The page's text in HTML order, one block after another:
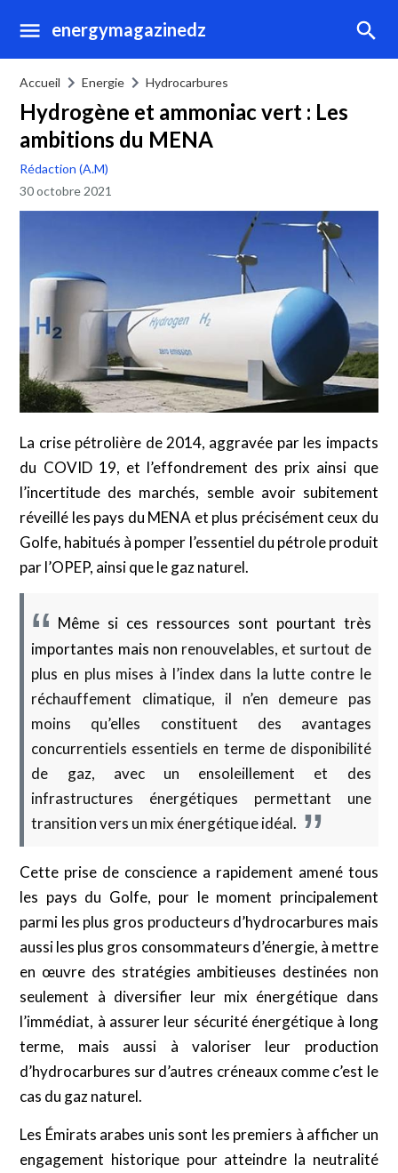
energymagazinedz
Accueil Energie Hydrocarbures
Hydrogène et ammoniac vert : Les
ambitions du MENA
Rédaction (A.M)
30 octobre 2021
La crise pétrolière de 2014, aggravée par les impacts
du COVID 19, et l’effondrement des prix ainsi que
l’incertitude des marchés, semble avoir subitement
réveillé les pays du MENA et plus précisément ceux du
Golfe, habitués à pomper l’essentiel du pétrole produit
par l’OPEP, ainsi que le gaz naturel.
Même si ces ressources sont pourtant très
importantes mais non renouvelables, et surtout de
plus en plus mises à l’index dans la lutte contre le
réchauffement climatique, il n’en demeure pas
moins qu’elles constituent des avantages
concurrentiels essentiels en terme de disponibilité
de gaz, avec un ensoleillement et des
infrastructures énergétiques permettant une
transition vers un mix énergétique idéal.
Cette prise de conscience a rapidement amené tous
les pays du Golfe, pour le moment principalement
parmi les plus gros producteurs d’hydrocarbures mais
aussi les plus gros consommateurs d’énergie, à mettre
en œuvre des stratégies ambitieuses destinées non
seulement à diversifier leur mix énergétique dans
l’immédiat, à assurer leur sécurité énergétique à long
terme, mais aussi à valoriser leur production
d’hydrocarbures sur d’autres créneaux comme c’est le
cas du gaz naturel.
Les Émirats arabes unis sont les premiers à afficher un
engagement historique pour atteindre la neutralité